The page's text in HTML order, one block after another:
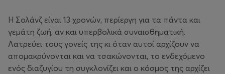
H Σολάνζ είναι 13 χρονών, περίεργη για τα πάντα και
γεμάτη ζωή, αν και υπερβολικά συναισθηματική.
Λατρεύει τους γονείς της κι όταν αυτοί αρχίζουν να
απομακρύνονται και να τσακώνονται, το ενδεχόμενο
ενός διαζυγίου τη συγκλονίζει και ο κόσμος της αρχίζει